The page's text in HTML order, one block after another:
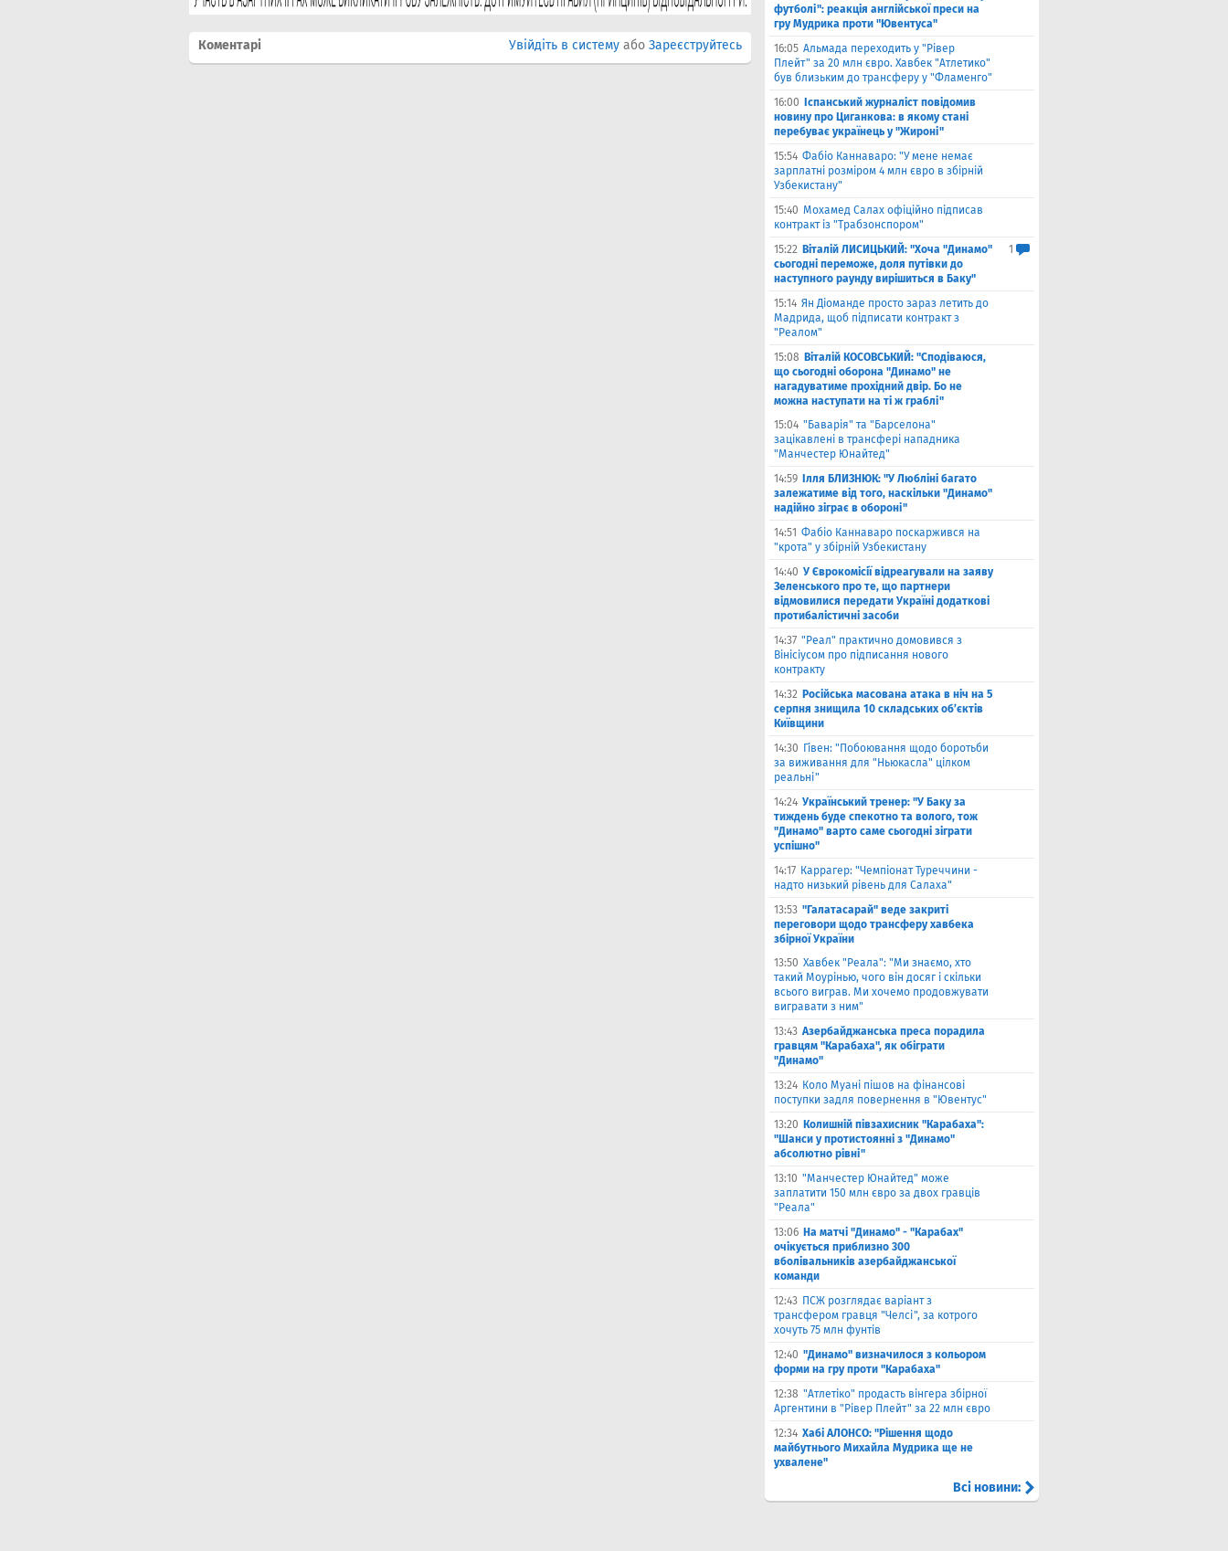
Коментарі Увійдіть в систему або Зареєструйтесь
футболі": реакція англійської преси на
гру Мудрика проти "Ювентуса"
16:05 Альмада переходить у "Рівер
Плейт" за 20 млн євро. Хавбек "Атлетико"
був близьким до трансферу у "Фламенго"
16:00
Іспанський журналіст повідомив
новину про Циганкова: в якому стані
перебуває українець у "Жироні"
15:54 Фабіо Каннаваро: "У мене немає
зарплатні розміром 4 млн євро в збірній
Узбекистану"
15:40 Мохамед Салах офіційно підписав
контракт із "Трабзонспором"
15:22 Віталій ЛИСИЦЬКИЙ: "Хоча "Динамо"
сьогодні переможе, доля путівки до
наступного раунду вирішиться в Баку"
1
15:14 Ян Діоманде просто зараз летить до
Мадрида, щоб підписати контракт з
"Реалом"
15:08 Віталій КОСОВСЬКИЙ: "Сподіваюся,
що сьогодні оборона "Динамо" не
нагадуватиме прохідний двір. Бо не
можна наступати на ті ж граблі"
15:04 "Баварія" та "Барселона"
зацікавлені в трансфері нападника
"Манчестер Юнайтед"
14:59
Ілля БЛИЗНЮК: "У Любліні багато
залежатиме від того, наскільки "Динамо"
надійно зіграє в обороні"
14:51 Фабіо Каннаваро поскаржився на
"крота" у збірній Узбекистану
14:40 У Єврокомісії відреагували на заяву
Зеленського про те, що партнери
відмовилися передати Україні додаткові
протибалістичні засоби
14:37 "Реал" практично домовився з
Вінісіусом про підписання нового
контракту
14:32 Російська масована атака в ніч на 5
серпня знищила 10 складських об’єктів
Київщини
14:30 Гівен: "Побоювання щодо боротьби
за виживання для "Ньюкасла" цілком
реальні"
14:24 Український тренер: "У Баку за
тиждень буде спекотно та волого, тож
"Динамо" варто саме сьогодні зіграти
успішно"
14:17 Каррагер: "Чемпіонат Туреччини -
надто низький рівень для Салаха"
13:53 "Галатасарай" веде закриті
переговори щодо трансферу хавбека
збірної України
13:50 Хавбек "Реала": "Ми знаємо, хто
такий Моурінью, чого він досяг і скільки
всього виграв. Ми хочемо продовжувати
вигравати з ним"
13:43 Азербайджанська преса порадила
гравцям "Карабаха", як обіграти
"Динамо"
13:24 Коло Муані пішов на фінансові
поступки задля повернення в "Ювентус"
13:20 Колишній півзахисник "Карабаха":
"Шанси у протистоянні з "Динамо"
абсолютно рівні"
13:10 "Манчестер Юнайтед" може
заплатити 150 млн євро за двох гравців
"Реала"
13:06 На матчі "Динамо" - "Карабах"
очікується приблизно 300
вболівальників азербайджанської
команди
12:43 ПСЖ розглядає варіант з
трансфером гравця "Челсі", за котрого
хочуть 75 млн фунтів
12:40 "Динамо" визначилося з кольором
форми на гру проти "Карабаха"
12:38 "Атлетіко" продасть вінгера збірної
Аргентини в "Рівер Плейт" за 22 млн євро
12:34 Хабі АЛОНСО: "Рішення щодо
майбутнього Михайла Мудрика ще не
ухвалене"
Всі новини: